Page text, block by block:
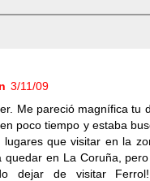
3/11/09
Me pareció magnífica tu
poco tiempo y estaba
lugares que visitar en la
quedar en La Coruña,
dejar de visitar